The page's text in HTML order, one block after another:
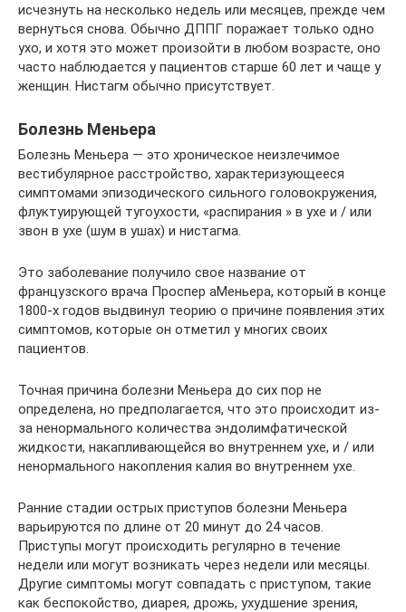
исчезнуть на несколько недель или месяцев, прежде чем
вернуться снова. Обычно ДППГ поражает только одно
ухо, и хотя это может произойти в любом возрасте, оно
часто наблюдается у пациентов старше 60 лет и чаще у
женщин. Нистагм обычно присутствует.
Болезнь Меньера
Болезнь Меньера — это хроническое неизлечимое
вестибулярное расстройство, характеризующееся
симптомами эпизодического сильного головокружения,
флуктуирующей тугоухости, «распирания » в ухе и / или
звон в ухе (шум в ушах) и нистагма.
Это заболевание получило свое название от
французского врача Проспер аМеньера, который в конце
1800-х годов выдвинул теорию о причине появления этих
симптомов, которые он отметил у многих своих
пациентов.
Точная причина болезни Меньера до сих пор не
определена, но предполагается, что это происходит из-
за ненормального количества эндолимфатической
жидкости, накапливающейся во внутреннем ухе, и / или
ненормального накопления калия во внутреннем ухе.
Ранние стадии острых приступов болезни Меньера
варьируются по длине от 20 минут до 24 часов.
Приступы могут происходить регулярно в течение
недели или могут возникать через недели или месяцы.
Другие симптомы могут совпадать с приступом, такие
как беспокойство, диарея, дрожь, ухудшение зрения,